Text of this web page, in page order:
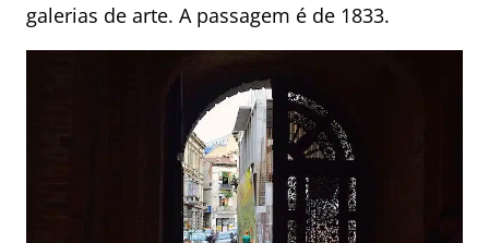
galerias de arte. A passagem é de 1833.